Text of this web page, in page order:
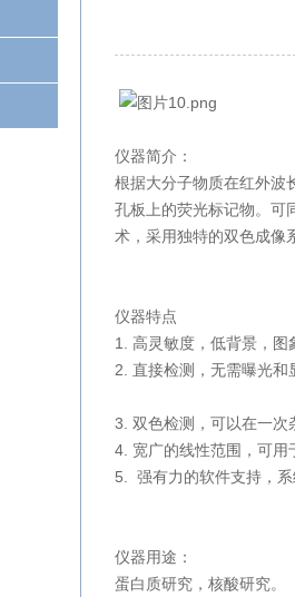
仪器简介：
根据大分子物质在红外波
孔板上的荧光标记物。可
术，采用独特的双色成像
仪器特点
1. 高灵敏度，低背景，
2. 直接检测，无需曝光
3. 双色检测，可以在一次
4. 宽广的线性范围，可用
5. 强有力的软件支持，
仪器用途：
蛋白质研究，核酸研究。